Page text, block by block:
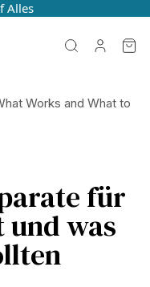
Alles
Works and What to
für
und was